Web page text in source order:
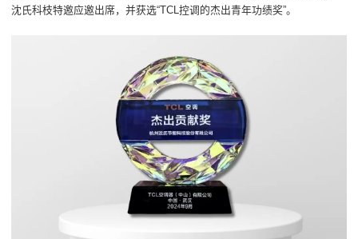
沈氏科枝特邀应邀出席，并获选“TCL控调的杰出青年功绩奖”。